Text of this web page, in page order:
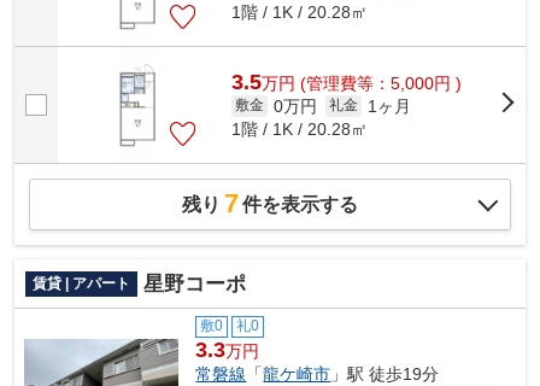
1階 / 1K / 20.28㎡
3.5万円 (管理費等：5,000円 )
敷金 0万円 礼金
1ヶ月
1階 / 1K / 20.28㎡
残り 7件を表示する
賃貸 | アパート 星野コーポ
敷0 礼0
3.3万円
常磐線 「龍ケ崎市 」駅 徒歩19分